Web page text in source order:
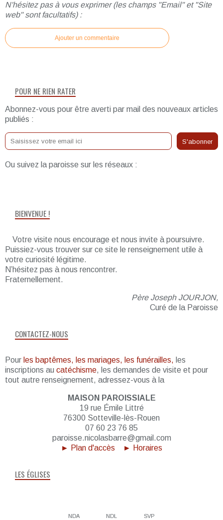
N'hésitez pas à vous exprimer (les champs "Email" et "Site
web" sont facultatifs) :
Ajouter un commentaire
POUR NE RIEN RATER
Abonnez-vous pour être averti par mail des nouveaux articles
publiés :
Ou suivez la paroisse sur les réseaux :
BIENVENUE !
Votre visite nous encourage et nous invite à poursuivre.
Puissiez-vous trouver sur ce site le renseignement utile à
votre curiosité légitime.
N’hésitez pas à nous rencontrer.
Fraternellement.
Père Joseph JOURJON,
Curé de la Paroisse
CONTACTEZ-NOUS
Pour les baptêmes, les mariages, les funérailles, les
inscriptions au catéchisme, les demandes de visite et pour
tout autre renseignement, adressez-vous à la
MAISON PAROISSIALE
19 rue Émile Littré
76300 Sotteville-lès-Rouen
07 60 23 76 85
paroisse.nicolasbarre@gmail.com
► Plan d'accès
► Horaires
LES ÉGLISES
NDA NDL SVP